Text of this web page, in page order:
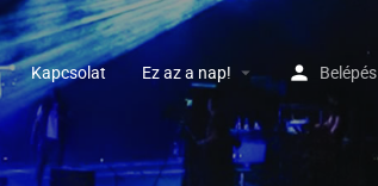
Kapcsolat Ez az a nap! arrow_drop_down Belépés